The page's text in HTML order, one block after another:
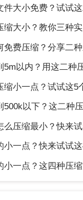
大小免费？试试这二
缩大小？教你三种实
免费压缩？分享二种
5m以内？用这二种
缩小一点？试试这5
以下？这二种压缩方法你
缩最小？快来试着使用这
一点？快来试试这4
小一点？这四种压